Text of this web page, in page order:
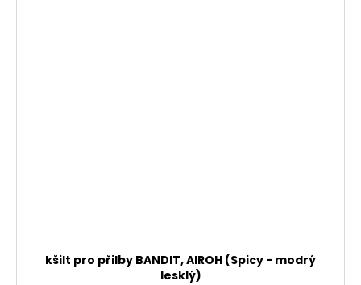
kšilt pro přilby BANDIT, AIROH (Spicy - modrý
lesklý)